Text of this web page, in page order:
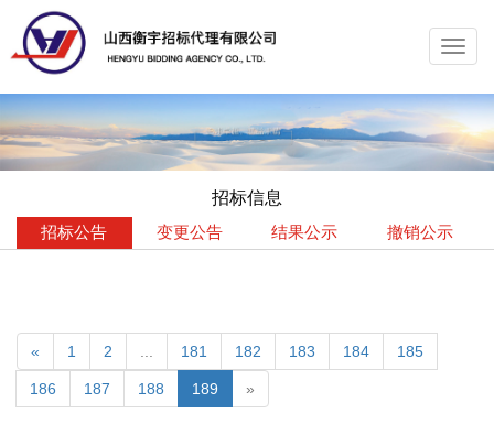
招标信息
招标公告 变更公告 结果公示 撤销公示
« 1 2 181 182 183 184 185
186 187 188 189 »